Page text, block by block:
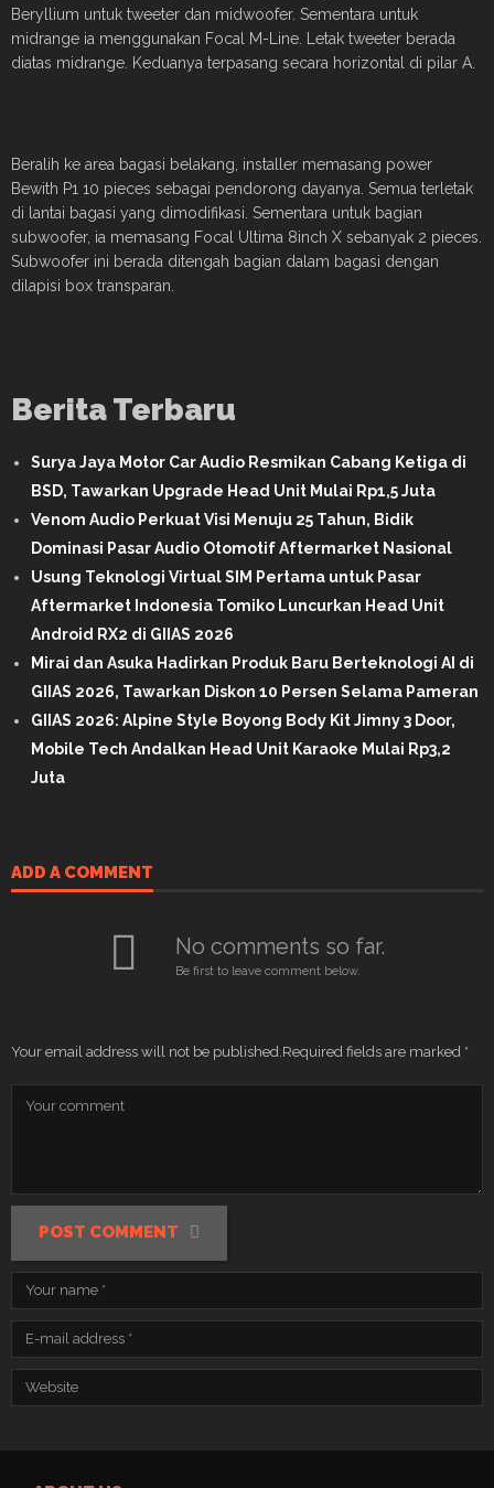
Beryllium untuk tweeter dan midwoofer. Sementara untuk
midrange ia menggunakan Focal M-Line. Letak tweeter berada
diatas midrange. Keduanya terpasang secara horizontal di pilar A.
Beralih ke area bagasi belakang, installer memasang power
Bewith P1 10 pieces sebagai pendorong dayanya. Semua terletak
di lantai bagasi yang dimodifikasi. Sementara untuk bagian
subwoofer, ia memasang Focal Ultima 8inch X sebanyak 2 pieces.
Subwoofer ini berada ditengah bagian dalam bagasi dengan
dilapisi box transparan.
Berita Terbaru
Surya Jaya Motor Car Audio Resmikan Cabang Ketiga di
BSD, Tawarkan Upgrade Head Unit Mulai Rp1,5 Juta
Venom Audio Perkuat Visi Menuju 25 Tahun, Bidik
Dominasi Pasar Audio Otomotif Aftermarket Nasional
Usung Teknologi Virtual SIM Pertama untuk Pasar
Aftermarket Indonesia Tomiko Luncurkan Head Unit
Android RX2 di GIIAS 2026
Mirai dan Asuka Hadirkan Produk Baru Berteknologi AI di
GIIAS 2026, Tawarkan Diskon 10 Persen Selama Pameran
GIIAS 2026: Alpine Style Boyong Body Kit Jimny 3 Door,
Mobile Tech Andalkan Head Unit Karaoke Mulai Rp3,2
Juta
ADD A COMMENT
No comments so far.
Be first to leave comment below.
Your email address will not be published. Required fields are marked *
POST COMMENT